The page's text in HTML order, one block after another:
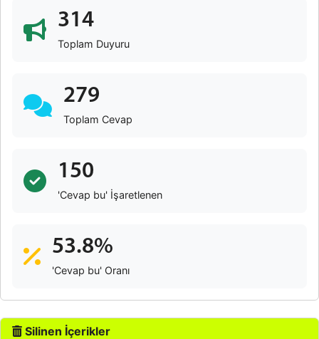
314
Toplam Duyuru
279
Toplam Cevap
150
'Cevap bu' İşaretlenen
53.8%
'Cevap bu' Oranı
Silinen İçerikler